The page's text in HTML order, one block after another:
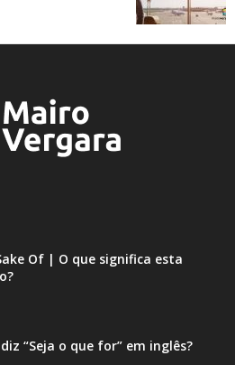
Of | O que significa esta
“Seja o que for” em inglês?